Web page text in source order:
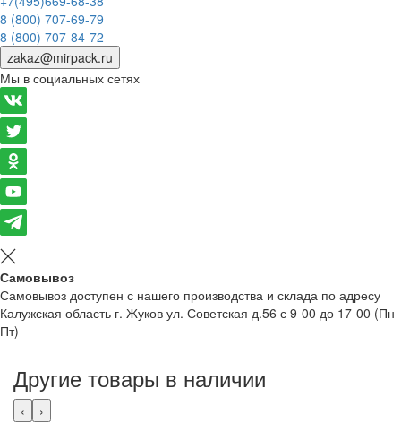
8 (800) 707-69-79
8 (800) 707-84-72
zakaz@mirpack.ru
Мы в социальных сетях
Самовывоз
Самовывоз доступен с нашего производства и склада по адресу
Калужская область г. Жуков ул. Советская д.56 с 9-00 до 17-00 (Пн-
Пт)
Другие товары в наличии
‹ ›